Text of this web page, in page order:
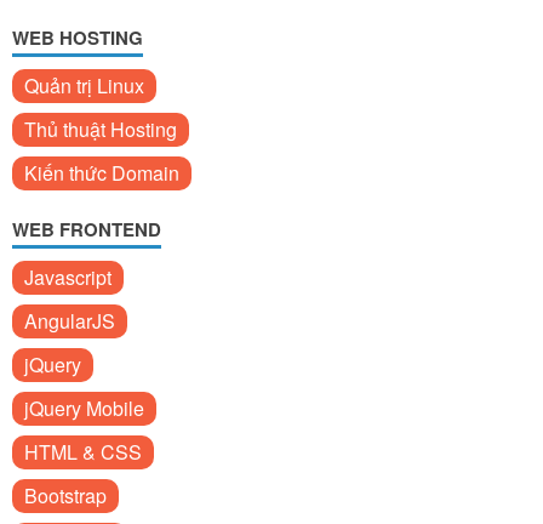
WEB HOSTING
Quản trị Linux
Thủ thuật Hosting
Kiến thức Domain
WEB FRONTEND
Javascript
AngularJS
jQuery
jQuery Mobile
HTML & CSS
Bootstrap